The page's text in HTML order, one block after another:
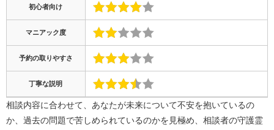
初心者向け
マニアック度
予約の取りやすさ
丁寧な説明
相談内容に合わせて、あなたが未来について不安を抱いているの
か、過去の問題で苦しめられているのかを見極め、相談者の守護霊